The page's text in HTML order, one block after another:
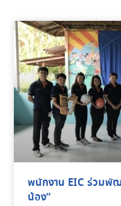
พนักงาน EIC ร่วมพัฒ
น้อง”